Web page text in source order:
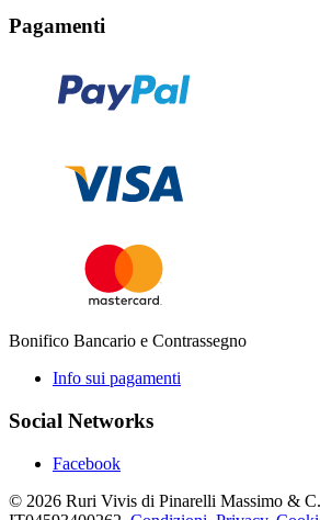
Pagamenti
Bonifico Bancario e Contrassegno
Info sui pagamenti
Social Networks
Facebook
© 2026 Ruri Vivis di Pinarelli Massimo & C.